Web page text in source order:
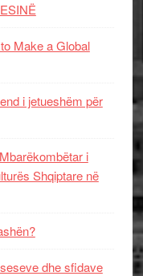
Make a Global
i jetueshëm për
i
Shqiptare në
dhe sfidave